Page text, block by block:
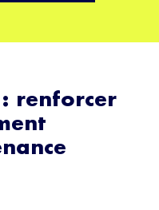
renforcer